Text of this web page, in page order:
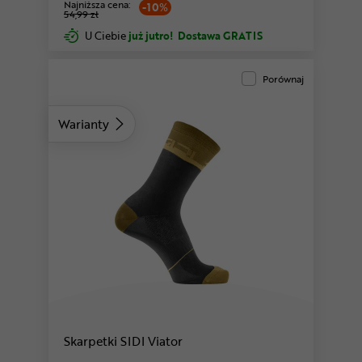
-10%
Najniższa cena:
54,99 zł
U Ciebie już jutro! Dostawa GRATIS
Warianty
Porównaj
Skarpetki SIDI Viator